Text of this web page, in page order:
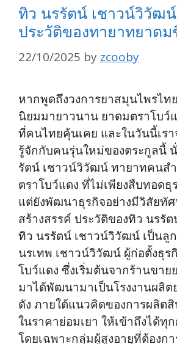
ทิว นรรัตน์ เชาวน์วิวัฒ
ประวัติของทายาทยาดม
22/10/2025 by zcooby
หากพูดถึงวงการยาสมุนไพรไท
นิยมมายาวนาน ยาดมตราโบว์
ที่คนไทยคุ้นเคย และในวันนี้เร
รู้จักกับคนรุ่นใหม่ของตระกูลนี้
รัตน์ เชาวน์วิวัฒน์ ทายาทคนส
ตราโบว์แดง ที่ไม่เพียงสืบทอดธุ
แต่ยังพัฒนาธุรกิจอย่างมีวิสัยทั
สร้างสรรค์ ประวัติของทิว นรรั
ทิว นรรัตน์ เชาวน์วิวัฒน์ เป็นลู
นรเทพ เชาวน์วิวัฒน์ ผู้ก่อตั้งธุร
โบว์แดง ซึ่งเริ่มต้นจากร้านขาย
มาได้พัฒนามาเป็นโรงงานผลิ
ดัง ภายใต้แนวคิดของการผลิ
ในราคาย่อมเยา ให้เข้าถึงได้ทุ
โดยเฉพาะกลุ่มผู้สูงอายุที่ต้องก